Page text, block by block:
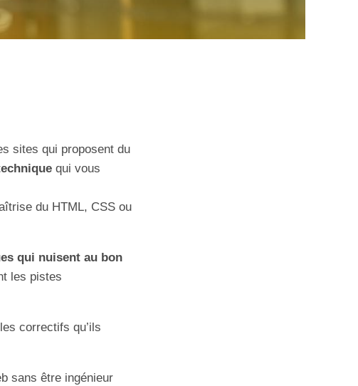
sites qui proposent du
qui vous
du HTML, CSS ou
qui nuisent au bon
les pistes
correctifs qu’ils
sans être ingénieur